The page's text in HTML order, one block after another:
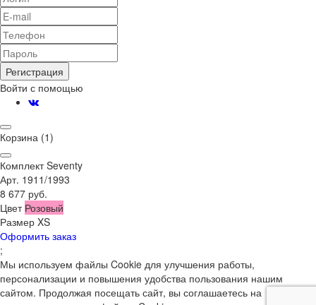
Регистрация
Войти с помощью
Корзина (1)
Комплект Seventy
Арт. 1911/1993
8 677 руб.
Цвет Розовый
Размер XS
Оформить заказ
;
Мы используем файлы Cookie для улучшения работы,
персонализации и повышения удобства пользования нашим
сайтом. Продолжая посещать сайт, вы соглашаетесь на